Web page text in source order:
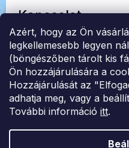
Azért, hogy az Ön
legkellemesebb legyen
(böngészőben tárolt kis
Ön hozzájárulására a
Hozzájárulását az
adhatja meg, vagy a
További információ itt.
Kapcsolat
EasyStock s.r.o.
ID: 07727402, Adószám:
info@londonclub.hu